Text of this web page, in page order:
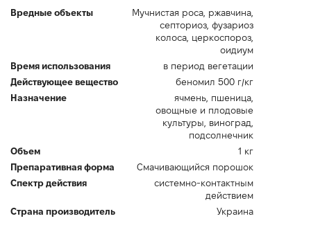
Вредные объекты
Мучнистая роса, ржавчина,
септориоз, фузариоз
колоса, церкоспороз,
оидиум
Время использования
в период вегетации
Действующее вещество
беномил 500 г/кг
Назначение
ячмень, пшеница,
овощные и плодовые
культуры, виноград,
подсолнечник
Объем
1 кг
Препаративная форма
Смачивающийся порошок
Спектр действия
системно-контактным
действием
Страна производитель
Украина